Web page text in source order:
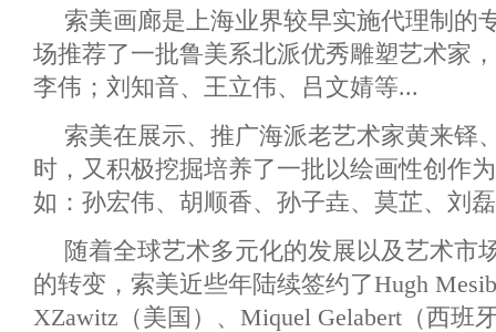
索美画廊是上海业界较早实施代理制的
场推荐了一批鲁美系北派优秀雕塑艺术家
李伟；刘知音、王立伟、吕文婧等...
索美在展示、推广海派老艺术家黄来铎
时，又积极挖掘培养了一批以绘画性创作
如：孙宏伟、胡顺香、孙子垚、莫芷、刘
随着全球艺术多元化的发展以及艺术市
的转变，索美近些年陆续签约了Hugh
XZawitz（美国）、Miquel Gelabert（西班